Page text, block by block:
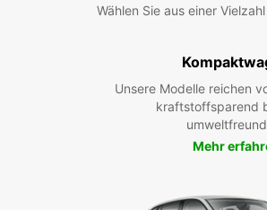
Wählen Sie aus einer
Unsere Modelle reichen
kraftstoffsparend
Mehr